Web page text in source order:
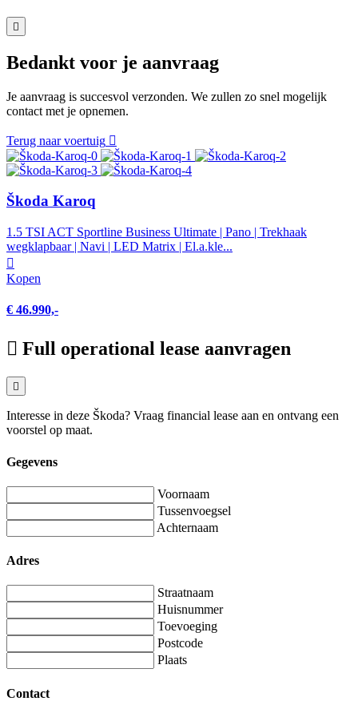
Bedankt voor je aanvraag
Je aanvraag is succesvol verzonden. We zullen zo snel mogelijk
contact met je opnemen.
Terug naar voertuig
Škoda Karoq
1.5 TSI ACT Sportline Business Ultimate | Pano | Trekhaak
wegklapbaar | Navi | LED Matrix | El.a.kle...
Kopen
€ 46.990,-
Full operational lease aanvragen
Interesse in deze Škoda? Vraag financial lease aan en ontvang een
voorstel op maat.
Gegevens
Voornaam
Tussenvoegsel
Achternaam
Adres
Straatnaam
Huisnummer
Toevoeging
Postcode
Plaats
Contact